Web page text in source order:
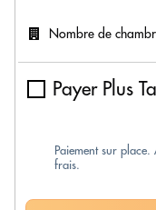
Nombre de
Payer Plus
Paiement sur
frais.